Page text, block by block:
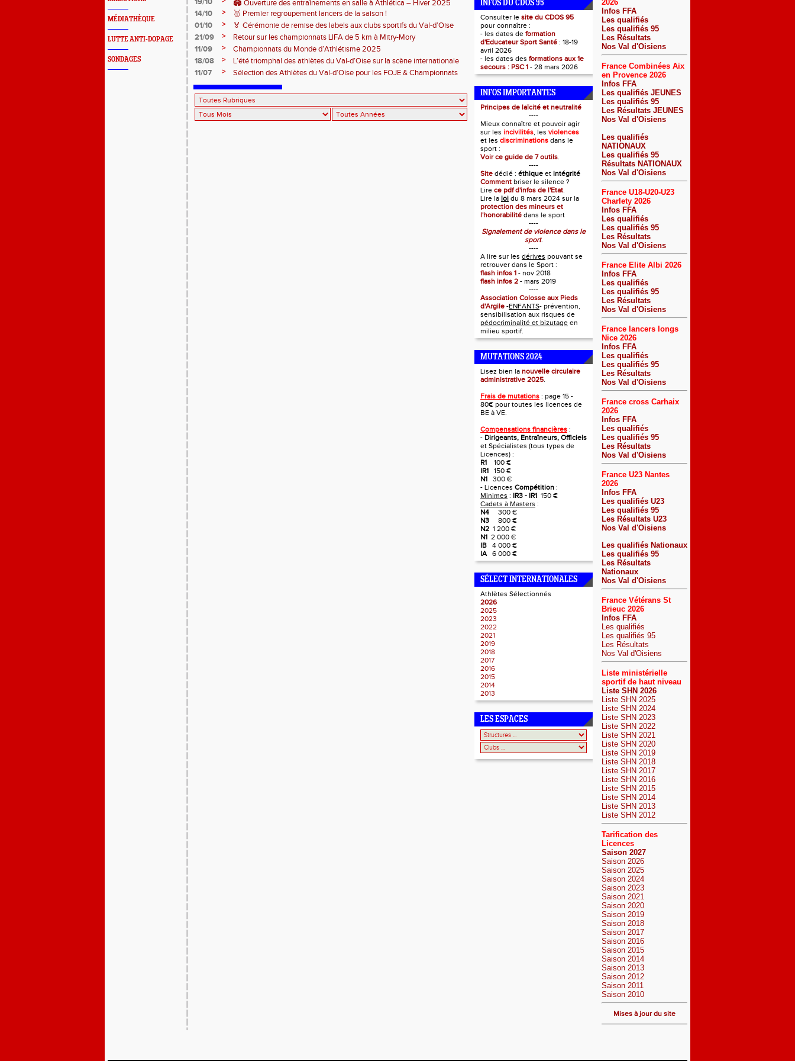
MÉDIATHÈQUE
LUTTE ANTI-DOPAGE
SONDAGES
🏟️ Ouverture des entraînements en salle à Athlética – Hiver 2025
14/10
>
🥇 Premier regroupement lancers de la saison !
01/10
>
🏅 Cérémonie de remise des labels aux clubs sportifs du Val-d’Oise
21/09
>
Retour sur les championnats LIFA de 5 km à Mitry-Mory
11/09
>
Championnats du Monde d’Athlétisme 2025
18/08
>
L’été triomphal des athlètes du Val-d’Oise sur la scène internationale
11/07
>
Sélection des Athlètes du Val-d’Oise pour les FOJE & Championnats
INFOS DU CDOS 95
Consulter le site du CDOS 95
pour connaître :
- les dates de formation
d'Educateur Sport Santé : 18-19
avril 2026
- les dates des formations aux 1e
secours : PSC 1 - 28 mars 2026
INFOS IMPORTANTES
Principes de laïcité et neutralité
----
Mieux connaître et pouvoir agir
sur les incivilités, les violences
et les discriminations dans le
sport :
Voir ce guide de 7 outils.
----
Site dédié : éthique et intégrité
Comment briser le silence ?
Lire ce pdf d'infos de l'Etat.
Lire la loi du 8 mars 2024 sur la
protection des mineurs et
l'honorabilité dans le sport
----
Signalement de violence dans le
sport.
----
A lire sur les dérives pouvant se
retrouver dans le Sport :
flash infos 1 - nov 2018
flash infos 2 - mars 2019
----
Association Colosse aux Pieds
d'Argile -ENFANTS- prévention,
sensibilisation aux risques de
pédocriminalité et bizutage en
milieu sportif.
MUTATIONS 2024
Lisez bien la nouvelle circulaire
administrative 2025.
Frais de mutations : page 15 -
80€ pour toutes les licences de
BE à VE.
Compensations financières :
- Dirigeants, Entraîneurs, Officiels
et Spécialistes (tous types de
Licences) :
R1 100 €
IR1 150 €
N1 300 €
- Licences Compétition :
Minimes : IR3 - IR1 150 €
Cadets à Masters :
N4 300 €
N3 800 €
N2 1 200 €
N1 2 000 €
IB 4 000 €
IA6 000 €
SÉLECT INTERNATIONALES
Athlètes Sélectionnés
2026
2025
2023
2022
2021
2019
2018
2017
2016
2015
2014
2013
LES ESPACES
2026
Infos FFA
Les qualifiés
Les qualifiés 95
Les Résultats
Nos Val d'Oisiens
France Combinées Aix
en Provence 2026
Infos FFA
Les qualifiés JEUNES
Les qualifiés 95
Les Résultats JEUNES
Nos Val d'Oisiens
Les qualifiés
NATIONAUX
Les qualifiés 95
Résultats NATIONAUX
Nos Val d'Oisiens
France U18-U20-U23
Charlety 2026
Infos FFA
Les qualifiés
Les qualifiés 95
Les Résultats
Nos Val d'Oisiens
France Elite Albi 2026
Infos FFA
Les qualifiés
Les qualifiés 95
Les Résultats
Nos Val d'Oisiens
France lancers longs
Nice 2026
Infos FFA
Les qualifiés
Les qualifiés 95
Les Résultats
Nos Val d'Oisiens
France cross Carhaix
2026
Infos FFA
Les qualifiés
Les qualifiés 95
Les Résultats
Nos Val d'Oisiens
France U23 Nantes
2026
Infos FFA
Les qualifiés U23
Les qualifiés 95
Les Résultats U23
Nos Val d'Oisiens
Les qualifiés Nationaux
Les qualifiés 95
Les Résultats
Nationaux
Nos Val d'Oisiens
France Vétérans St
Brieuc 2026
Infos FFA
Les qualifiés
Les qualifiés 95
Les Résultats
Nos Val d'Oisiens
Liste ministérielle
sportif de haut niveau
Liste SHN 2026
Liste SHN 2025
Liste SHN 2024
Liste SHN 2023
Liste SHN 2022
Liste SHN 2021
Liste SHN 2020
Liste SHN 2019
Liste SHN 2018
Liste SHN 2017
Liste SHN 2016
Liste SHN 2015
Liste SHN 2014
Liste SHN 2013
Liste SHN 2012
Tarification des
Licences
Saison 2027
Saison 2026
Saison 2025
Saison 2024
Saison 2023
Saison 2021
Saison 2020
Saison 2019
Saison 2018
Saison 2017
Saison 2016
Saison 2015
Saison 2014
Saison 2013
Saison 2012
Saison 2011
Saison 2010
Mises à jour du site